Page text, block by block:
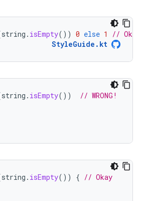
string . isEmpty()) 0 else 1
// Okay
StyleGuide.kt
string . isEmpty())
// WRONG!
string . isEmpty()) { // Okay